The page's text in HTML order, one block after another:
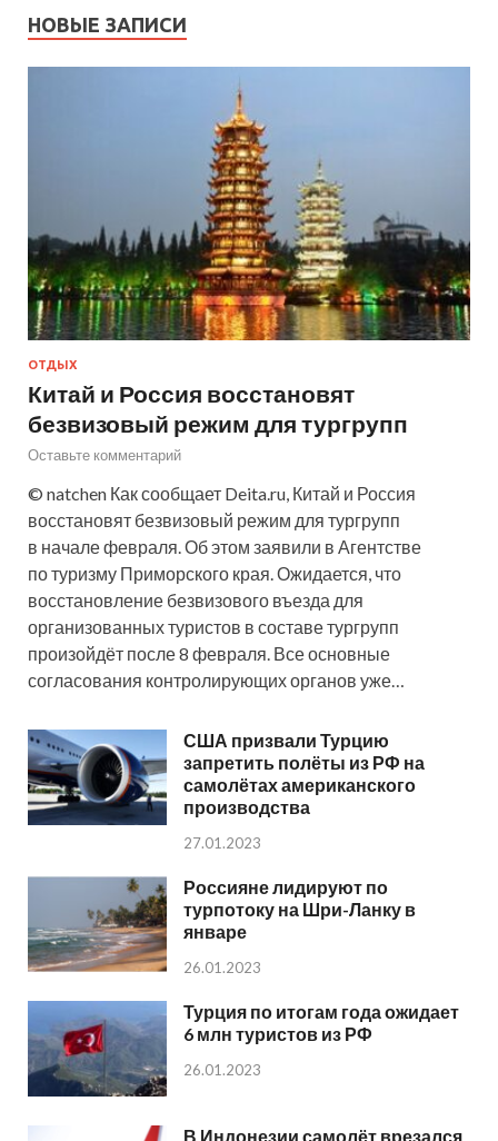
НОВЫЕ ЗАПИСИ
ОТДЫХ
Китай и Россия восстановят
безвизовый режим для тургрупп
Оставьте комментарий
© natchen Как сообщает Deita.ru, Китай и Россия
восстановят безвизовый режим для тургрупп
в начале февраля. Об этом заявили в Агентстве
по туризму Приморского края. Ожидается, что
восстановление безвизового въезда для
организованных туристов в составе тургрупп
произойдёт после 8 февраля. Все основные
согласования контролирующих органов уже…
США призвали Турцию
запретить полёты из РФ на
самолётах американского
производства
27.01.2023
Россияне лидируют по
турпотоку на Шри-Ланку в
январе
26.01.2023
Турция по итогам года ожидает
6 млн туристов из РФ
26.01.2023
В Индонезии самолёт врезался